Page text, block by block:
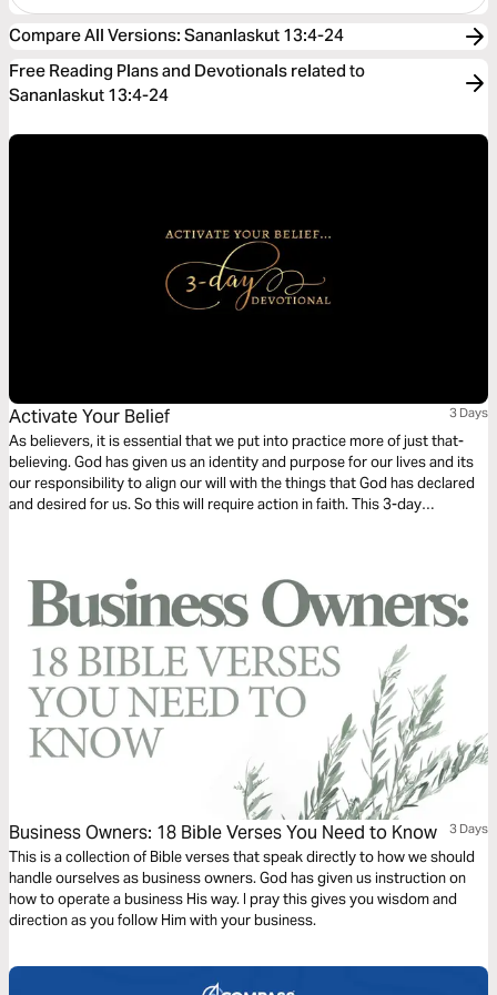
Compare All Versions: Sananlaskut 13:4-24
Free Reading Plans and Devotionals related to
Sananlaskut 13:4-24
Activate Your Belief 3 Days
As believers, it is essential that we put into practice more of just that-
believing. God has given us an identity and purpose for our lives and its
our responsibility to align our will with the things that God has declared
and desired for us. So this will require action in faith. This 3-day
Business Owners: 18 Bible Verses You Need to Know 3 Days
This is a collection of Bible verses that speak directly to how we should
handle ourselves as business owners. God has given us instruction on
how to operate a business His way. I pray this gives you wisdom and
direction as you follow Him with your business.